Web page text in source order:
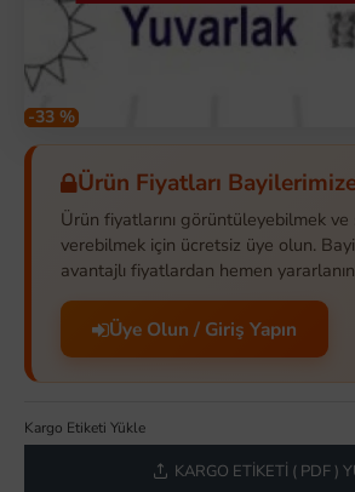
-33 %
Ürün Fiyatları
Ürün fiyatlarını görüntüleyebilmek ve
verebilmek için ücretsiz üye olun.
avantajlı fiyatlardan hemen
Üye Olun / Giriş Yapın
Kargo Etiketi Yükle
KARGO ETIKETI ( PDF )